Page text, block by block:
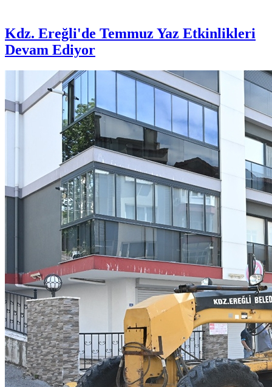
Kdz. Ereğli'de Temmuz Yaz Etkinlikleri
Devam Ediyor